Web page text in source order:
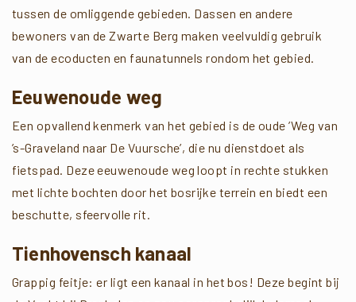
tussen de omliggende gebieden. Dassen en andere
bewoners van de Zwarte Berg maken veelvuldig gebruik
van de ecoducten en faunatunnels rondom het gebied.
Eeuwenoude weg
Een opvallend kenmerk van het gebied is de oude ’Weg van
’s-Graveland naar De Vuursche’, die nu dienstdoet als
fietspad. Deze eeuwenoude weg loopt in rechte stukken
met lichte bochten door het bosrijke terrein en biedt een
beschutte, sfeervolle rit.
Tienhovensch kanaal
Grappig feitje: er ligt een kanaal in het bos! Deze begint bij